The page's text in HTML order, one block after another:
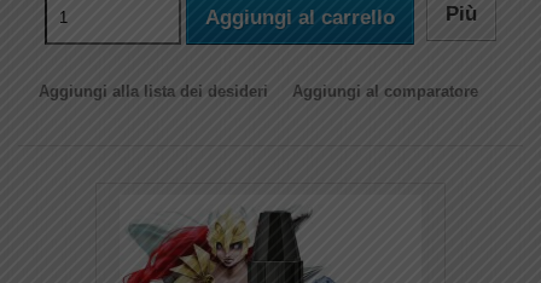
Aggiungi al carrello Più
Aggiungi alla lista dei desideri Aggiungi al comparatore